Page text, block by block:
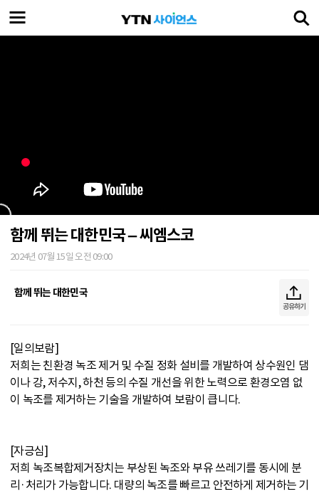
함께 뛰는 대한민국 – 씨엠스코
2024년 07월 15일 오전 09:00
함께 뛰는 대한민국
공유하기
[일의보람]
저희는 친환경 녹조 제거 및 수질 정화 설비를 개발하여 상수원인 댐
이나 강, 저수지, 하천 등의 수질 개선을 위한 노력으로 환경오염 없
이 녹조를 제거하는 기술을 개발하여 보람이 큽니다.
[자긍심]
저희 녹조복합제거장치는 부상된 녹조와 부유 쓰레기를 동시에 분
리·처리가 가능합니다. 대량의 녹조를 빠르고 안전하게 제거하는 기